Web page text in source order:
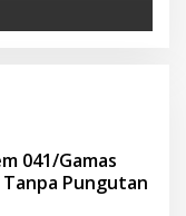
041/Gamas
Pungutan